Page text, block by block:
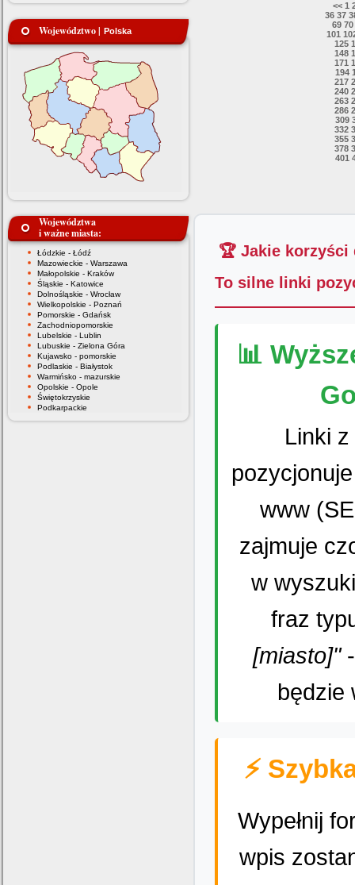
Województwo | Polska
Województwa
i ważne miasta:
Łódzkie - Łódź
Mazowieckie - Warszawa
Małopolskie - Kraków
Śląskie - Katowice
Dolnośląskie - Wrocław
Wielkopolskie - Poznań
Pomorskie - Gdańsk
Zachodniopomorskie
Lubelskie - Lublin
Lubuskie - Zielona Góra
Kujawsko - pomorskie
Podlaskie - Białystok
Warmińsko - mazurskie
Opolskie - Opole
Świętokrzyskie
Podkarpackie
<< 1
36 37
69 70
101
125
148
171
194
217
240
263
286
309
332
355
378
401
🏆 Jakie korzyści
To silne linki
📊
Linki
www
zajmuje
w
fraz
[miasto]"-
będzie
⚡
Wypełnij
wpis